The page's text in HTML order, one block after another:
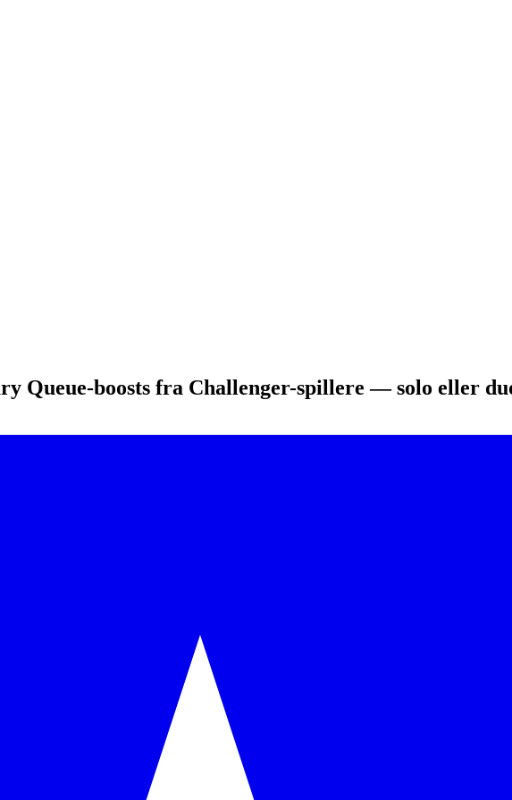
Queue-boosts fra Challenger-spillere — solo eller